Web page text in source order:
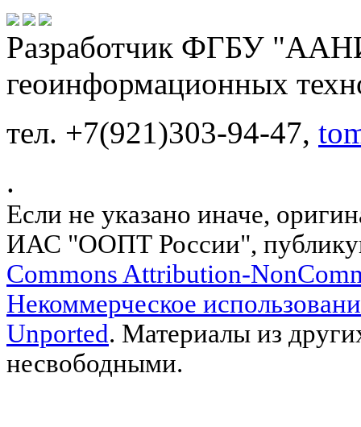
Разработчик ФГБУ
геоинформационных
тел. +7(921)303-94-47,
.
Если не указано иначе,
ИАС "ООПТ России",
Commons Attribution-
Некоммерческое
Unported. Материалы из
несвободными.